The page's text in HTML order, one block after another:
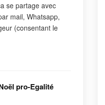
se partage avec
mail, Whatsapp,
(consentant le
pro-Egalité